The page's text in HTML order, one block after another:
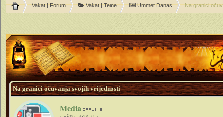
Vakat | Forum Vakat | Teme Ummet Danas Na granici
Na granici očuvanja svojih vrijednosti
Media